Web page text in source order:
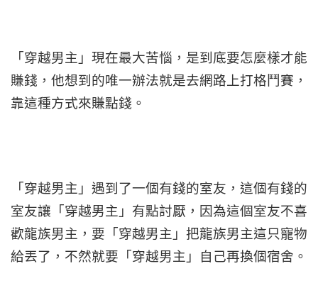
「穿越男主」現在最大苦惱，是到底要怎麼樣才能
賺錢，他想到的唯一辦法就是去網路上打格鬥賽，
靠這種方式來賺點錢。
「穿越男主」遇到了一個有錢的室友，這個有錢的
室友讓「穿越男主」有點討厭，因為這個室友不喜
歡龍族男主，要「穿越男主」把龍族男主這只寵物
給丟了，不然就要「穿越男主」自己再換個宿舍。